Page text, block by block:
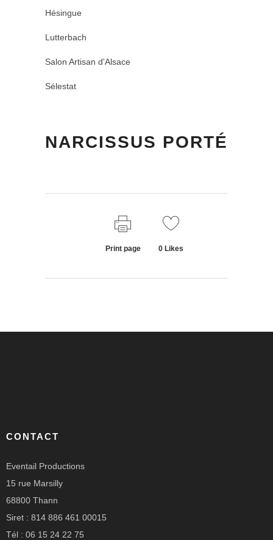
Hésingue
Lutterbach
Salon Artisan d'Alsace
Sélestat
NARCISSUS PORTÉ
Print page 0Likes
CONTACT
Eventail Productions
15 rue Marsilly
68800 Thann
Siret : 814 886 461 00015
Tél : 06 15 24 22 75